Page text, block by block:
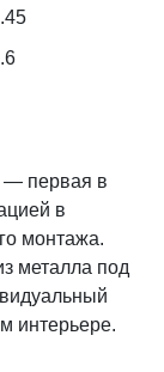
— первая в
в
монтажа.
металла под
интерьере.